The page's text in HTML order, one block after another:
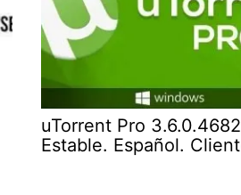
uTorrent Pro
Estable. Español.